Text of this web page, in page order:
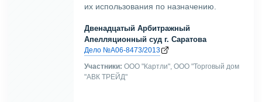
их использования по назначению.
Двенадцатый Арбитражный
Апелляционный суд г. Саратова
Дело №А06-8473/2013
Участники: ООО "Картли", ООО "Торговый дом
"АВК ТРЕЙД"